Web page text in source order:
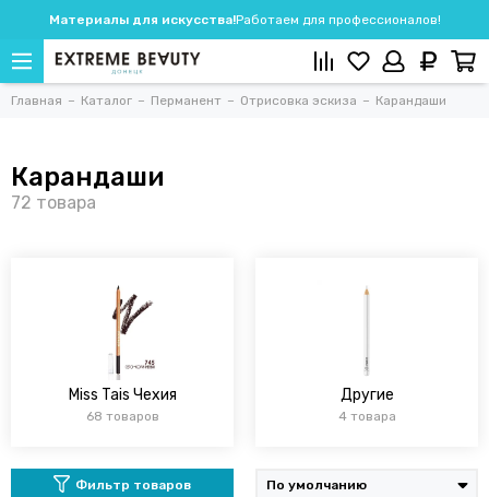
Материалы для искусства!Работаем для профессионалов!
Главная Каталог Перманент Отрисовка эскиза Карандаши
Карандаши
Miss Tais Чехия
68 товаров
Другие
4 товара
Фильтр товаров